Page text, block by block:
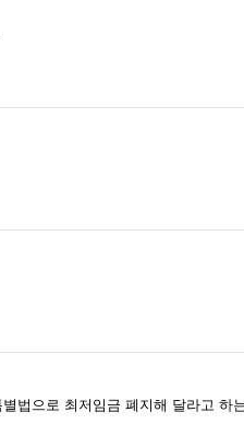
법으로 최저임금 폐지해 달라고 하